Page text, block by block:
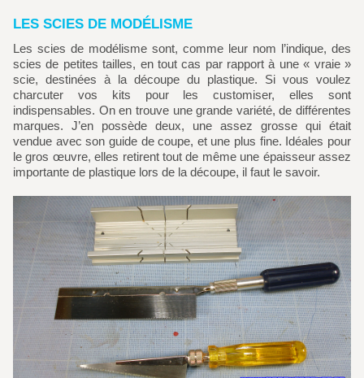
LES SCIES DE MODÉLISME
Les scies de modélisme sont, comme leur nom l’indique, des
scies de petites tailles, en tout cas par rapport à une « vraie »
scie, destinées à la découpe du plastique. Si vous voulez
charcuter vos kits pour les customiser, elles sont
indispensables. On en trouve une grande variété, de différentes
marques. J’en possède deux, une assez grosse qui était
vendue avec son guide de coupe, et une plus fine. Idéales pour
le gros œuvre, elles retirent tout de même une épaisseur assez
importante de plastique lors de la découpe, il faut le savoir.